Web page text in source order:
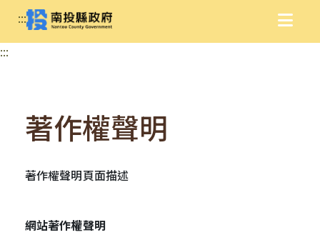
:::
:::
著作權聲明
著作權聲明頁面描述
網站著作權聲明